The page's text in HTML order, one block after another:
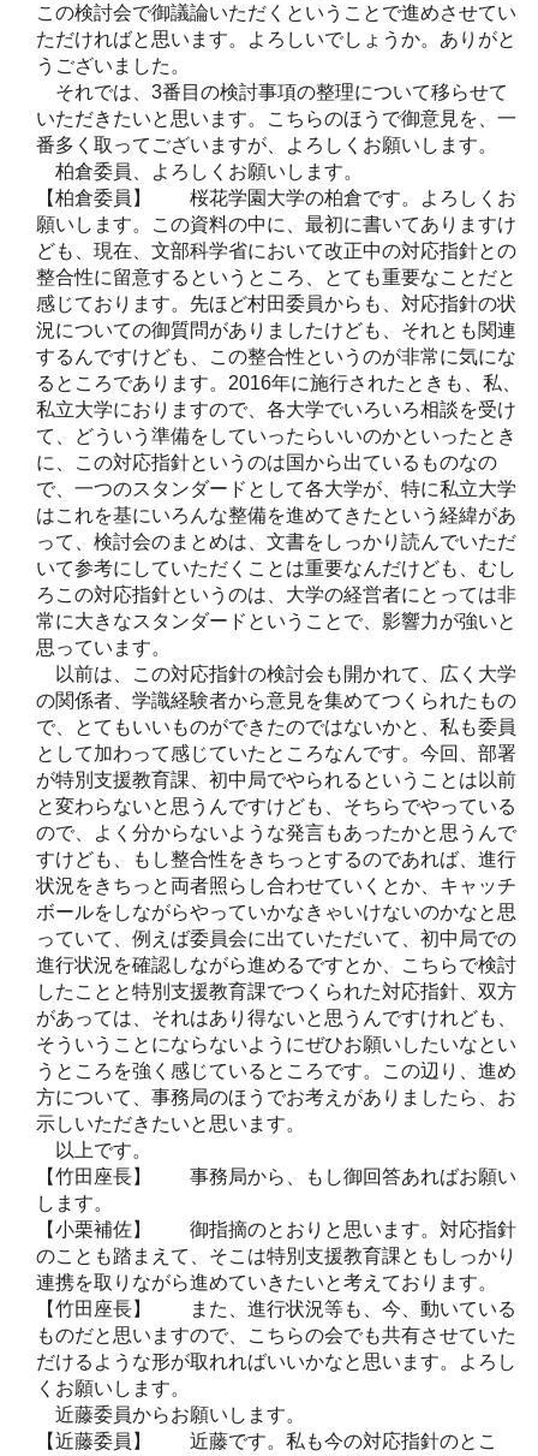
この検討会で御議論いただくということで進めさせてい
ただければと思います。よろしいでしょうか。ありがと
うございました。
それでは、3番目の検討事項の整理について移らせて
いただきたいと思います。こちらのほうで御意見を、一
番多く取ってございますが、よろしくお願いします。
柏倉委員、よろしくお願いします。
【柏倉委員】 桜花学園大学の柏倉です。よろしくお
願いします。この資料の中に、最初に書いてありますけ
ども、現在、文部科学省において改正中の対応指針との
整合性に留意するというところ、とても重要なことだと
感じております。先ほど村田委員からも、対応指針の状
況についての御質問がありましたけども、それとも関連
するんですけども、この整合性というのが非常に気にな
るところであります。2016年に施行されたときも、私、
私立大学におりますので、各大学でいろいろ相談を受け
て、どういう準備をしていったらいいのかといったとき
に、この対応指針というのは国から出ているものなの
で、一つのスタンダードとして各大学が、特に私立大学
はこれを基にいろんな整備を進めてきたという経緯があ
って、検討会のまとめは、文書をしっかり読んでいただ
いて参考にしていただくことは重要なんだけども、むし
ろこの対応指針というのは、大学の経営者にとっては非
常に大きなスタンダードということで、影響力が強いと
思っています。
以前は、この対応指針の検討会も開かれて、広く大学
の関係者、学識経験者から意見を集めてつくられたもの
で、とてもいいものができたのではないかと、私も委員
として加わって感じていたところなんです。今回、部署
が特別支援教育課、初中局でやられるということは以前
と変わらないと思うんですけども、そちらでやっている
ので、よく分からないような発言もあったかと思うんで
すけども、もし整合性をきちっとするのであれば、進行
状況をきちっと両者照らし合わせていくとか、キャッチ
ボールをしながらやっていかなきゃいけないのかなと思
っていて、例えば委員会に出ていただいて、初中局での
進行状況を確認しながら進めるですとか、こちらで検討
したことと特別支援教育課でつくられた対応指針、双方
があっては、それはあり得ないと思うんですけれども、
そういうことにならないようにぜひお願いしたいなとい
うところを強く感じているところです。この辺り、進め
方について、事務局のほうでお考えがありましたら、お
示しいただきたいと思います。
以上です。
【竹田座長】 事務局から、もし御回答あればお願い
します。
【小栗補佐】 御指摘のとおりと思います。対応指針
のことも踏まえて、そこは特別支援教育課ともしっかり
連携を取りながら進めていきたいと考えております。
【竹田座長】 また、進行状況等も、今、動いている
ものだと思いますので、こちらの会でも共有させていた
だけるような形が取れればいいかなと思います。よろし
くお願いします。
近藤委員からお願いします。
【近藤委員】 近藤です。私も今の対応指針のとこ